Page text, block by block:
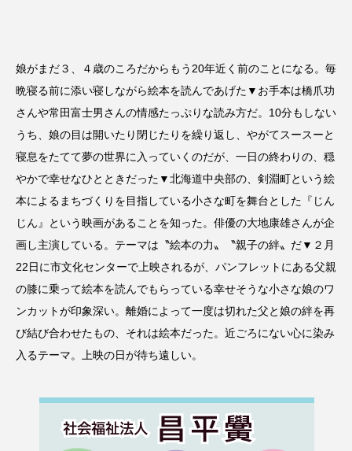
娘がまだ３、４歳のころだからもう20年近く前のことになる。毎
晩寝る前に添い寝しながら絵本を読んであげた▼お手本は橋爪功
さんや常田富士男さんの情感たっぷりな読み方だ。10分もしない
うち、娘の目は開いたり閉じたりを繰り返し、やがてスースーと
寝息をたてて夢の世界に入っていくのだが、一日の終わりの、穏
やかで幸せなひとときだった▼北海道中央部の、剣淵町という絵
本によるまちづくりを目指している小さな町を舞台とした『じん
じん』という映画があることを知った。俳優の大地康雄さんが企
画し主演している。テーマは〝絵本の力〟〝親子の絆〟だ▼２月
22日に市文化センターで上映されるが、パンフレットにある父親
の膝に乗って絵本を読んでもらっている幸せそうな小さな娘のワ
ンカットが印象深い。離婚によって一度は切れた父と娘の絆を再
び結び合わせたもの、それは絵本だった。近ごろにない心に染み
入るテーマ。上映の日が待ち遠しい。